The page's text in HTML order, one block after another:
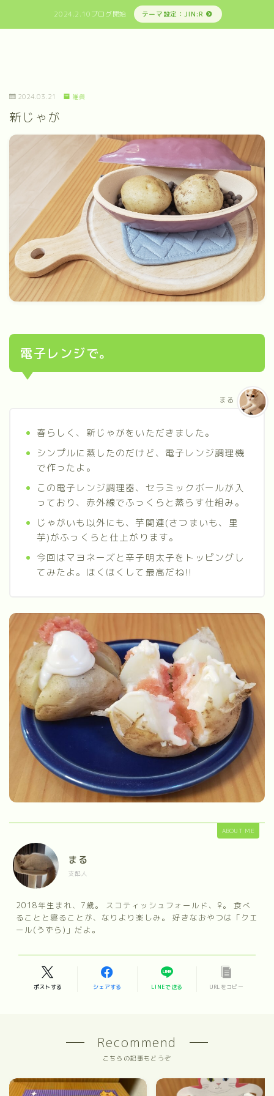
2024.2.10ブログ開始 テーマ設定：JIN:R
2024.03.21 雑貨
新じゃが
電子レンジで。
春らしく、新じゃがをいただきました。
シンプルに蒸したのだけど、電子レンジ調理機
で作ったよ。
この電子レンジ調理器、セラミックボールが入
っており、赤外線でふっくらと蒸らす仕組み。
じゃがいも以外にも、芋関連(さつまいも、里
芋)がふっくらと仕上がります。
今回はマヨネーズと辛子明太子をトッピングし
てみたよ。ほくほくして最高だね!!
まる
ABOUT ME
まる
支配人
2018年生まれ、7歳。 スコティッシュフォールド、♀。 食べ
ることと寝ることが、なりより楽しみ。 好きなおやつは「クエ
ール(うずら)」だよ。
ポストする シェアする LINEで送る URLをコピー
Recommend
こちらの記事もどうぞ